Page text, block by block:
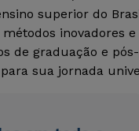
superior do
inovadores
de graduação e
sua jornada